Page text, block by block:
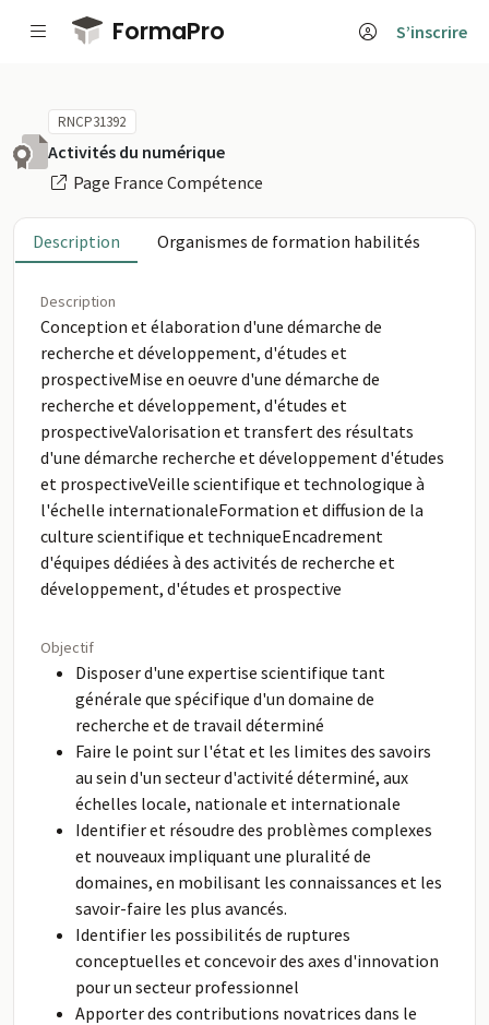
Passer au contenu principal
FormaPro S’inscrire
RNCP31392
Activités du numérique
Page France Compétence
Description Organismes de formation habilités
Description
Conception et élaboration d'une démarche de
recherche et développement, d'études et
prospectiveMise en oeuvre d'une démarche de
recherche et développement, d'études et
prospectiveValorisation et transfert des résultats
d'une démarche recherche et développement d'études
et prospectiveVeille scientifique et technologique à
l'échelle internationaleFormation et diffusion de la
culture scientifique et techniqueEncadrement
d'équipes dédiées à des activités de recherche et
développement, d'études et prospective
Objectif
Disposer d'une expertise scientifique tant
générale que spécifique d'un domaine de
recherche et de travail déterminé
Faire le point sur l'état et les limites des savoirs
au sein d'un secteur d'activité déterminé, aux
échelles locale, nationale et internationale
Identifier et résoudre des problèmes complexes
et nouveaux impliquant une pluralité de
domaines, en mobilisant les connaissances et les
savoir-faire les plus avancés.
Identifier les possibilités de ruptures
conceptuelles et concevoir des axes d'innovation
pour un secteur professionnel
Apporter des contributions novatrices dans le